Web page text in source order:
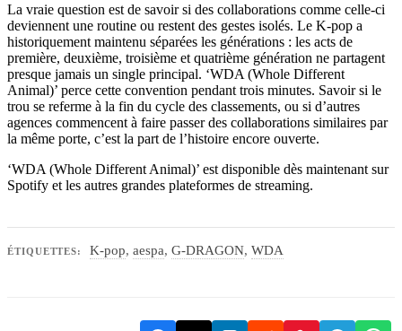
La vraie question est de savoir si des collaborations comme celle-ci
deviennent une routine ou restent des gestes isolés. Le K-pop a
historiquement maintenu séparées les générations : les acts de
première, deuxième, troisième et quatrième génération ne partagent
presque jamais un single principal. ‘WDA (Whole Different
Animal)’ perce cette convention pendant trois minutes. Savoir si le
trou se referme à la fin du cycle des classements, ou si d’autres
agences commencent à faire passer des collaborations similaires par
la même porte, c’est la part de l’histoire encore ouverte.
‘WDA (Whole Different Animal)’ est disponible dès maintenant sur
Spotify et les autres grandes plateformes de streaming.
ÉTIQUETTES: K-pop, aespa, G-DRAGON, WDA